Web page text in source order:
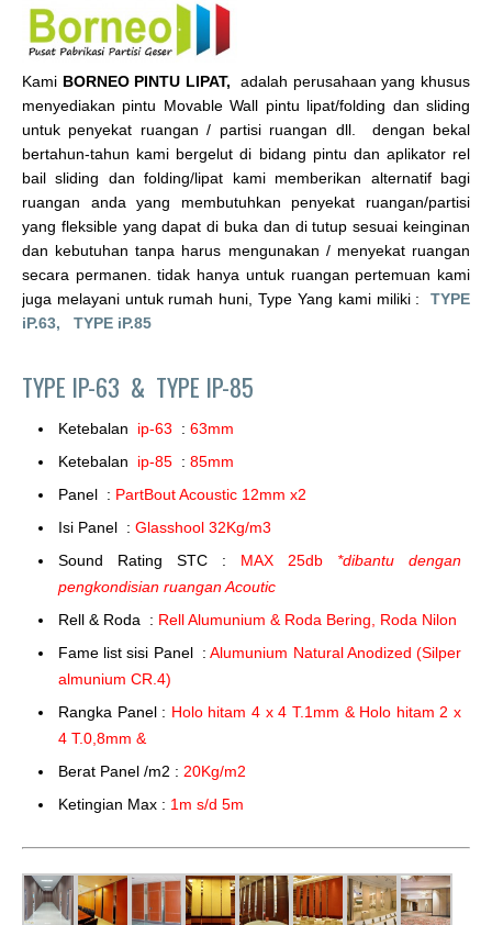
Kami BORNEO PINTU LIPAT, adalah perusahaan yang khusus
menyediakan pintu Movable Wall pintu lipat/folding dan sliding
untuk penyekat ruangan / partisi ruangan dll. dengan bekal
bertahun-tahun kami bergelut di bidang pintu dan aplikator rel
bail sliding dan folding/lipat kami memberikan alternatif bagi
ruangan anda yang membutuhkan penyekat ruangan/partisi
yang fleksible yang dapat di buka dan di tutup sesuai keinginan
dan kebutuhan tanpa harus mengunakan / menyekat ruangan
secara permanen. tidak hanya untuk ruangan pertemuan kami
juga melayani untuk rumah huni, Type Yang kami miliki : TYPE
iP.63, TYPE iP.85
TYPE IP-63 & TYPE IP-85
Ketebalan ip-63 : 63mm
Ketebalan ip-85 : 85mm
Panel : PartBout Acoustic 12mm x2
Isi Panel : Glasshool 32Kg/m3
Sound Rating STC : MAX 25db *dibantu dengan
pengkondisian ruangan Acoutic
Rell & Roda : Rell Alumunium & Roda Bering, Roda Nilon
Fame list sisi Panel :Alumunium Natural Anodized (Silper
almunium CR.4)
Rangka Panel : Holo hitam 4 x 4 T.1mm & Holo hitam 2 x
4 T.0,8mm &
Berat Panel /m2 : 20Kg/m2
Ketingian Max : 1m s/d 5m